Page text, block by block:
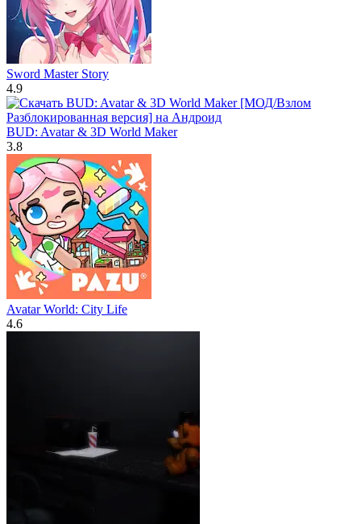
Sword Master Story
4.9
BUD: Avatar & 3D World Maker
3.8
Avatar World: City Life
4.6